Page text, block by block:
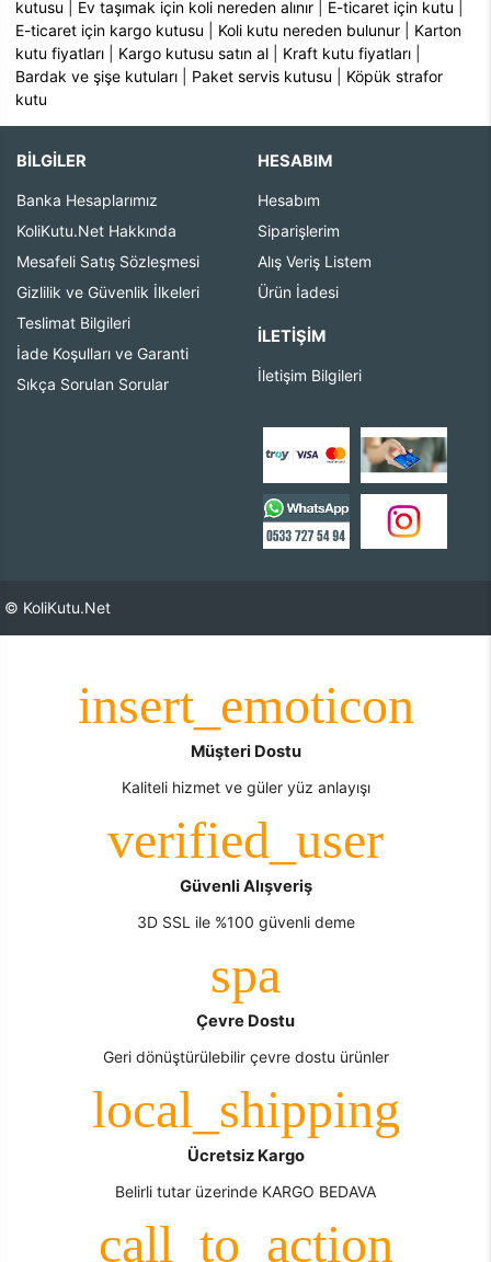
kutusu
Ev taşımak için koli nereden alınır E-ticaret için kutu
E-ticaret için kargo kutusu
Koli kutu nereden bulunur
Karton
kutu fiyatları
Kargo kutusu satın al Kraft kutu fiyatları
Bardak ve şişe kutuları
Paket servis kutusu
Köpük strafor
kutu
BİLGİLER
Banka Hesaplarımız
KoliKutu.Net Hakkında
Mesafeli Satış Sözleşmesi
Gizlilik ve Güvenlik İlkeleri
Teslimat Bilgileri
İade Koşulları ve Garanti
Sıkça Sorulan Sorular
HESABIM
Hesabım
Siparişlerim
Alış Veriş Listem
Ürün İadesi
İLETIŞIM
İletişim Bilgileri
© KoliKutu.Net
Müşteri Dostu
Kaliteli hizmet ve güler yüz anlayışı
Güvenli Alışveriş
3D SSL ile %100 güvenli deme
Çevre Dostu
Geri dönüştürülebilir çevre dostu ürünler
Ücretsiz Kargo
Belirli tutar üzerinde KARGO BEDAVA